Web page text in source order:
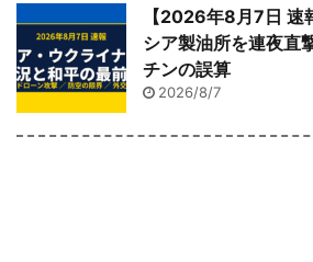
【2026年8月7日 速
シア製油所を連夜直
チンの誤算
2026/8/7